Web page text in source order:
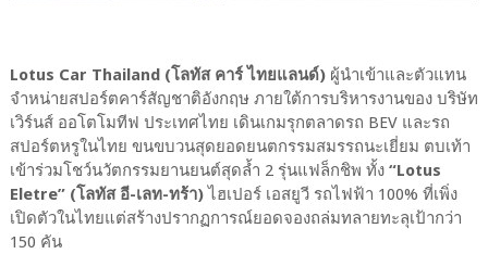
Lotus Car Thailand (โลทัส คาร์ ไทยแลนด์) ผู้นำเข้าและตัวแทน
จำหน่ายสปอร์ตคาร์สัญชาติอังกฤษ ภายใต้การบริหารงานของ บริษัท
เวิร์นส์ ออโตโมทีฟ ประเทศไทย เดินเกมรุกตลาดรถ BEV และรถ
สปอร์ตหรูในไทย ขนขบวนสุดยอดยนตกรรมสมรรถนะเยี่ยม ตบเท้า
เข้าร่วมโชว์นวัตกรรมยานยนต์สุดล้ำ 2 รุ่นแฟล็กชิพ ทั้ง “Lotus
Eletre” (โลทัส อี-เลท-ทร้า)ไฮเปอร์ เอสยูวี รถไฟฟ้า 100% ที่เพิ่ง
เปิดตัวในไทยแต่สร้างปรากฏการณ์ยอดจองถล่มทลายทะลุเป้ากว่า
150 คัน